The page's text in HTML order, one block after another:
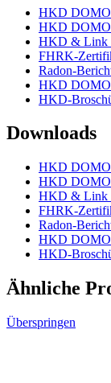
HKD
HKD
HKD & Link
FHRK-
Radon-
HKD
HKD-
Downloads
HKD
HKD
HKD & Link
FHRK-
Radon-
HKD
HKD-
Ähnliche
Überspringen